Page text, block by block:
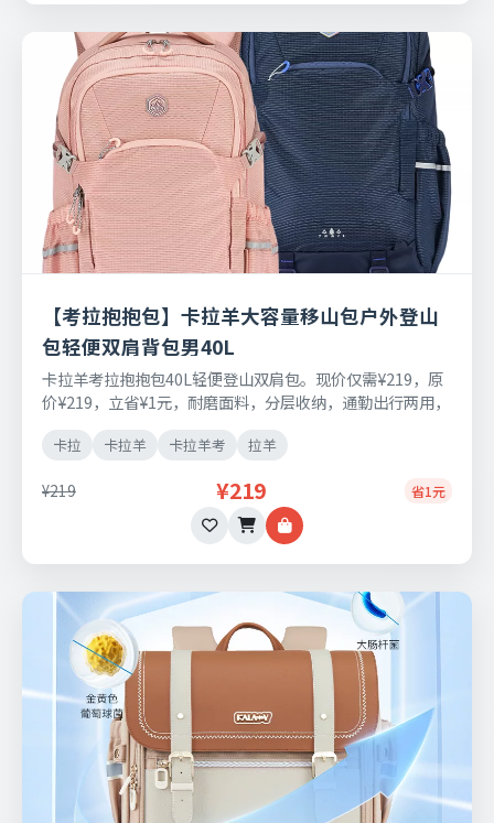
【考拉抱抱包】卡拉羊大容量移山包户外登山
包轻便双肩背包男40L
卡拉羊考拉抱抱包40L轻便登山双肩包。现价仅需¥219，原
价¥219，立省¥1元，耐磨面料，分层收纳，通勤出行两用，
卡拉 卡拉羊 卡拉羊考 拉羊
¥219 ¥219 省1元